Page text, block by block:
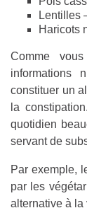
Lentilles
Haricots
Comme
informations
constituer un
la
quotidien
servant de
Par exemple,
par les
alternative à la